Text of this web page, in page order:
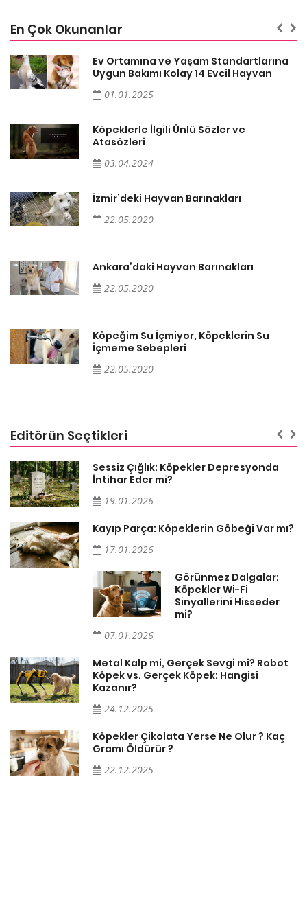
En Çok Okunanlar
Ev Ortamına ve Yaşam Standartlarına
Uygun Bakımı Kolay 14 Evcil Hayvan
01.01.2025
Köpeklerle İlgili Ünlü Sözler ve
Atasözleri
03.04.2024
İzmir’deki Hayvan Barınakları
22.05.2020
Ankara’daki Hayvan Barınakları
22.05.2020
Köpeğim Su İçmiyor, Köpeklerin Su
İçmeme Sebepleri
22.05.2020
Editörün Seçtikleri
Sessiz Çığlık: Köpekler Depresyonda
İntihar Eder mi?
19.01.2026
Kayıp Parça: Köpeklerin Göbeği Var mı?
17.01.2026
Görünmez Dalgalar:
Köpekler Wi-Fi
Sinyallerini Hisseder
mi?
07.01.2026
Metal Kalp mi, Gerçek Sevgi mi? Robot
Köpek vs. Gerçek Köpek: Hangisi
Kazanır?
24.12.2025
Köpekler Çikolata Yerse Ne Olur ? Kaç
Gramı Öldürür ?
22.12.2025